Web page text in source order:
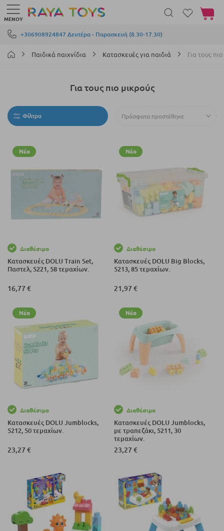
Μετάβαση στο περιεχόμενο
+306908924847 Δευτέρα - Παρασκευή (8.30-17.30)
ΜΕΝΟΎ
Το
Παιδικά παιχνίδια Κατασκευές για παιδιά Για τους
Για τους πιο μικρούς
Φίλτρα
Νέο
Διαθέσιμο
Κατασκευές DOLU Train Set,
Παστελ, 5221, 58 τεμαχίων.
16,77 €
Νέο
Διαθέσιμο
Κατασκευές DOLU Big Blocks,
5213, 85 τεμαχίων.
21,97 €
Νέο
Διαθέσιμο
Κατασκευές DOLU Jumblocks,
5212, 50 τεμαχίων.
23,27 €
Νέο
Διαθέσιμο
Κατασκευές DOLU Jumblocks,
με τραπεζάκι, 5211, 30
τεμαχίων.
23,27 €